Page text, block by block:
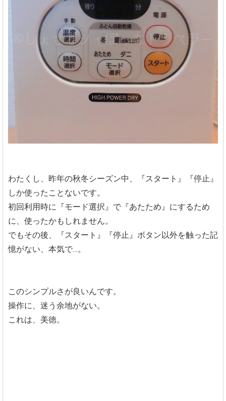
わたくし、昨年の秋冬シーズン中、『スタート』『停止』
しか使ったことないです。
初回利用時に『モード選択』で『あたため』にするため
に、使ったかもしれません。
でもその後、『スタート』『停止』ボタン以外を触った記
憶がない、本気で…。
このシンプルさが良いんです。
操作に、迷う余地がない。
これは、美徳。